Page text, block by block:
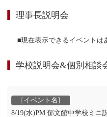
理事長説明会
■現在表示できるイベントは
学校説明会&個別相談
8/19(水)PM 郁文館中学校ミニ